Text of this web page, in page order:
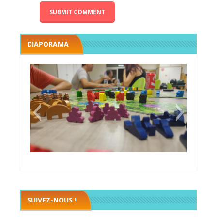
DIAPORAMA
SUIVEZ-NOUS !